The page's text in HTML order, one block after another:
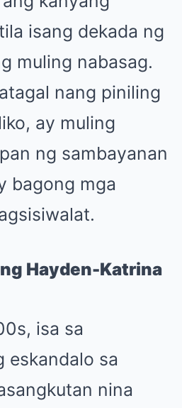
isang dekada ng
muling nabasag.
nang piniling
ay muling
ng sambayanan
bagong mga
Hayden-Katrina
isa sa
eskandalo sa
nina